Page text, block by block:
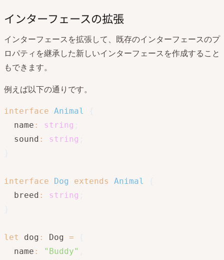
インターフェースの拡張
インターフェースを拡張して、既存のインターフェースのプ
ロパティを継承した新しいインターフェースを作成すること
もできます。
例えば以下の通りです。
interface Animal
  name
: string
  sound
: string
interface Dog extends Animal
  breed
: string
let dog : Dog =
  name
: "Buddy"